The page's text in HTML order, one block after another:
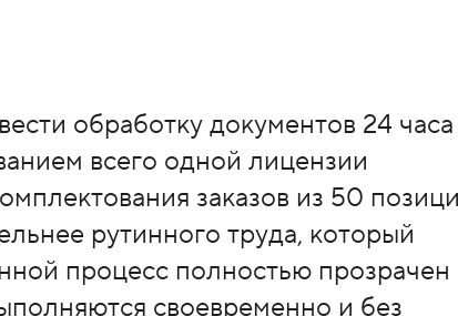
обработку документов 24
всего одной лицензии
заказов из 50
рутинного труда, который
процесс полностью прозрачен
своевременно и без